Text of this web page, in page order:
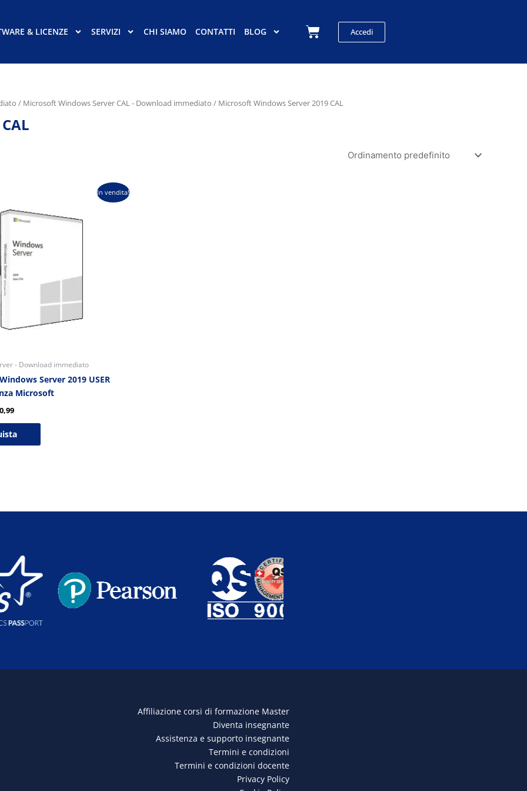
& LICENZE SERVIZI CHI SIAMO CONTATTI BLOG CarrelloAccedi
/ Microsoft Windows Server CAL - Download immediato / Microsoft Windows Server 2019 CAL
In vendita!
- Download immediato
Server 2019 USER
Microsoft
attuale
è:
Affiliazione corsi di formazione Master
Diventa insegnante
Assistenza e supporto insegnante
Termini e condizioni
Termini e condizioni docente
Privacy Policy